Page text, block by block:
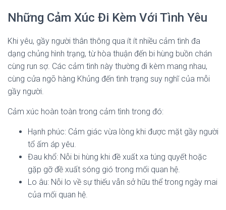
Những Cảm Xúc Đi Kèm Với Tình Yêu
Khi yêu, gầy người thân thông qua ít ít nhiều cảm tình đa
dạng chủng hình trạng, từ hòa thuận đến bi hùng buồn chán
cùng run sợ. Các cảm tình này thường đi kèm mang nhau,
cùng cửa ngõ hàng Khủng đến tình trạng suy nghĩ của mỗi
gầy người.
Cảm xúc hoàn toàn trong cảm tình trong đó:
Hạnh phúc: Cảm giác vừa lòng khi được mặt gầy người
tổ ấm áp yêu.
Đau khổ: Nỗi bi hùng khi đề xuất xa túng quyết hoặc
gặp gỡ đề xuất sóng gió trong mối quan hệ.
Lo âu: Nỗi lo về sự thiếu vẫn sở hữu thể trong ngày mai
của mối quan hệ.